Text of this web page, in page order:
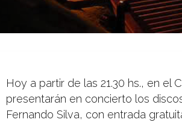
Hoy a partir de las 21.30 hs., en el
presentarán en concierto los
Fernando Silva, con entrada